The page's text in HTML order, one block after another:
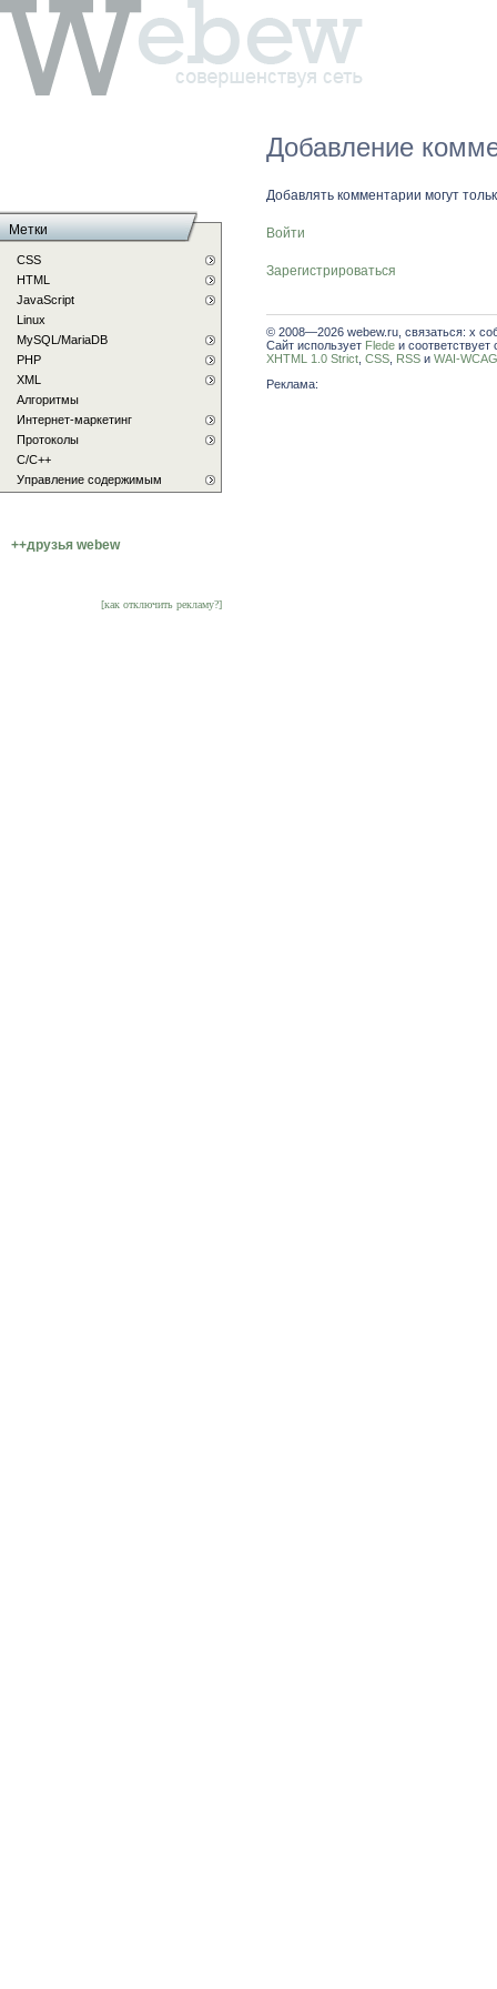
Добавление
Добавлять комментарии могут
Войти
Зарегистрироваться
© 2008—2026 webew.ru, связаться: x
Сайт использует Flede и соответствует
XHTML 1.0 Strict CSS RSS и WAI-
Реклама:
Метки
CSS
HTML
JavaScript
Linux
MySQL/MariaDB
PHP
XML
Алгоритмы
Интернет-маркетинг
Протоколы
С/C++
Управление содержимым
++друзья webew
[как отключить рекламу?]